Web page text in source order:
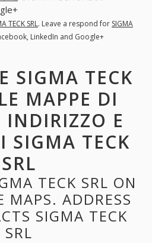
TECK SRL. Leave a respond for SIGMA
LinkedIn and Google+
SIGMA TECK
MAPPE DI
INDIRIZZO E
SIGMA TECK
SRL
TECK SRL ON
MAPS. ADDRESS
SIGMA TECK
SRL